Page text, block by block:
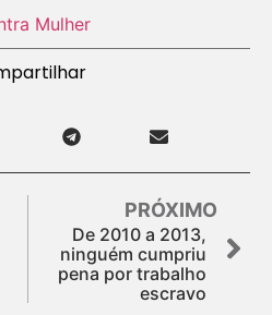
Mulher
PRÓXIMO
De 2010 a 2013,
ninguém cumpriu
pena por trabalho
escravo